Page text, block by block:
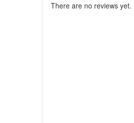
There are no reviews yet.